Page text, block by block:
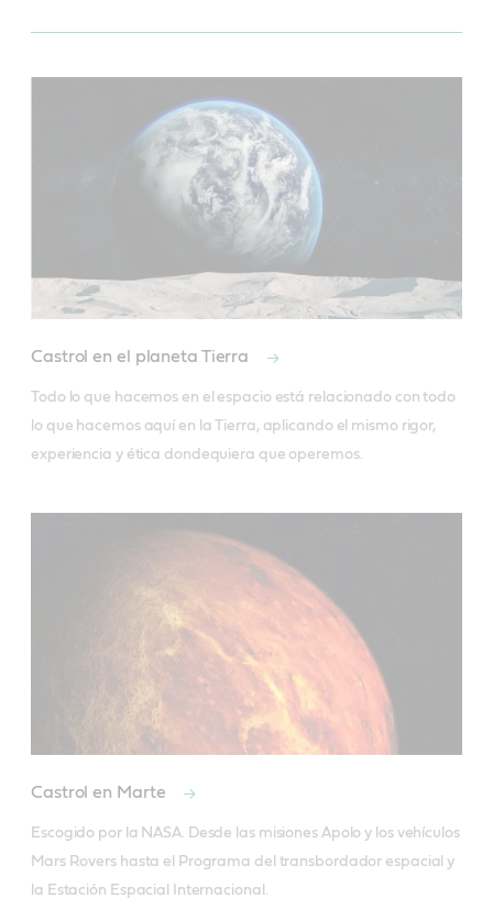
Castrol en el planeta Tierra
Todo lo que hacemos en el espacio está relacionado con todo
lo que hacemos aquí en la Tierra, aplicando el mismo rigor,
experiencia y ética dondequiera que operemos.
Castrol en Marte
Escogido por la NASA. Desde las misiones Apolo y los vehículos
Mars Rovers hasta el Programa del transbordador espacial y
la Estación Espacial Internacional.